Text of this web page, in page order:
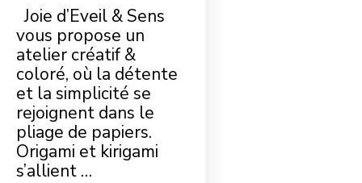
Joie d’Eveil & Sens
vous propose un
atelier créatif &
coloré, où la détente
et la simplicité se
rejoignent dans le
pliage de papiers.
Origami et kirigami
s’allient …